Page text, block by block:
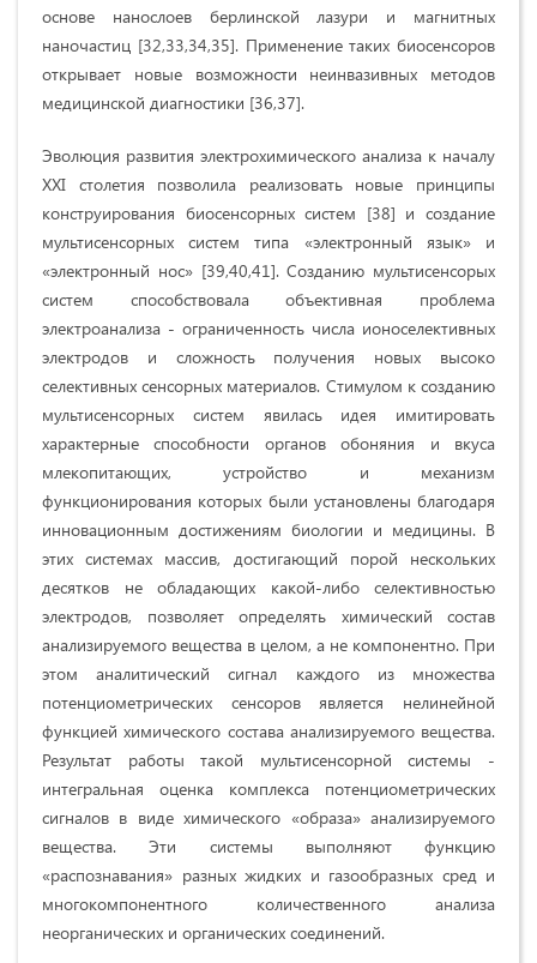
основе нанослоев берлинской лазури и магнитных
наночастиц [32,33,34,35]. Применение таких биосенсоров
открывает новые возможности неинвазивных методов
медицинской диагностики [36,37].
Эволюция развития электрохимического анализа к началу
XXI столетия позволила реализовать новые принципы
конструирования биосенсорных систем [38] и создание
мультисенсорных систем типа «электронный язык» и
«электронный нос» [39,40,41]. Созданию мультисенсорых
систем способствовала объективная проблема
электроанализа - ограниченность числа ионоселективных
электродов и сложно­сть получения новых высоко
селективных сен­сорных материалов. Стимулом к созданию
мультисенсорных систем явилась идея имитировать
характерные способно­сти органов обоняния и вкуса
млекопитающих, устройство и механизм
функционирования которых были установлены благодаря
инновационным достижени­ям биологии и медицины. В
этих систе­мах массив, достигающий порой нескольких
десятков не обладающих какой-либо селективностью
электродов, позволяет определять химиче­ский состав
анализируемого вещества в целом, а не компонентно. При
этом аналитический сигнал каждого из множе­ства
потенциометрических сенсоров является нелинейной
функцией химического состава ана­лизируемого вещества.
Результат работы такой мультисенсорной системы -
интегральная оценка ком­плекса потенциометрических
сигналов в виде химического «образа» анализируемого
веще­ства. Эти системы выполняют функцию
«распознавания» разных жидких и га­зообразных сред и
многокомпонентного количе­ственного анализа
неорганических и органиче­ских соединений.